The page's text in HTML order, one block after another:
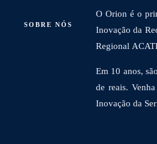
SOBRE NÓS
O Orion é o
Inovação da
Regional
Em 10 anos,
de reais.
Inovação da